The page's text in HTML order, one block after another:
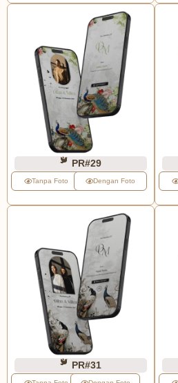
PR#29
Tanpa Foto Dengan Foto
PR#31